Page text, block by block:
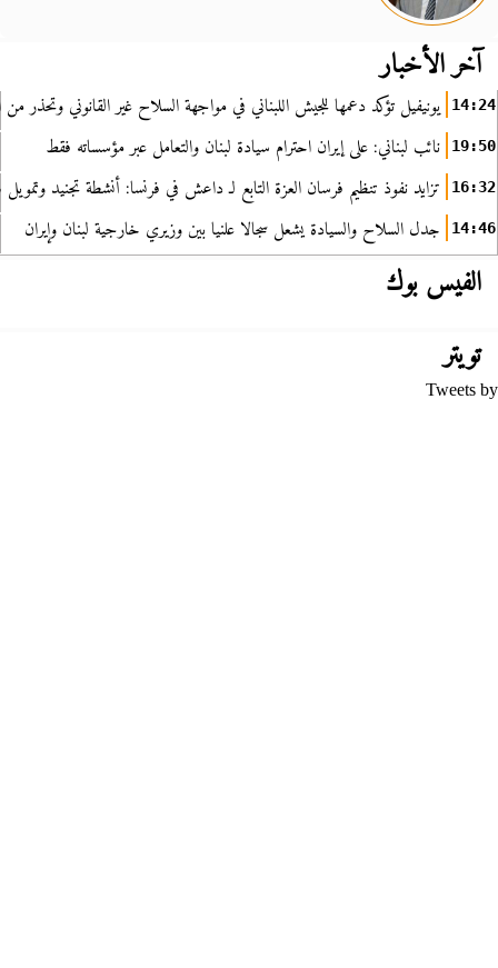
آخر الأخبار
14:24 يونيفيل تؤكد دعمها للجيش اللبناني في مواجهة السلاح غير القانوني وتحذر من
19:50 نائب لبناني: على إيران احترام سيادة لبنان والتعامل عبر مؤسساته فقط
16:32 تزايد نفوذ تنظيم فرسان العزة التابع لـ داعش في فرنسا: أنشطة تجنيد
14:46 جدل السلاح والسيادة يشعل سجالا علنيا بين وزيري خارجية لبنان وإيران
الفيس بوك
تويتر
Tweets by